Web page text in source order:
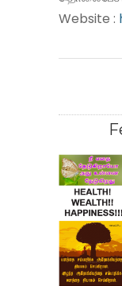
Website :